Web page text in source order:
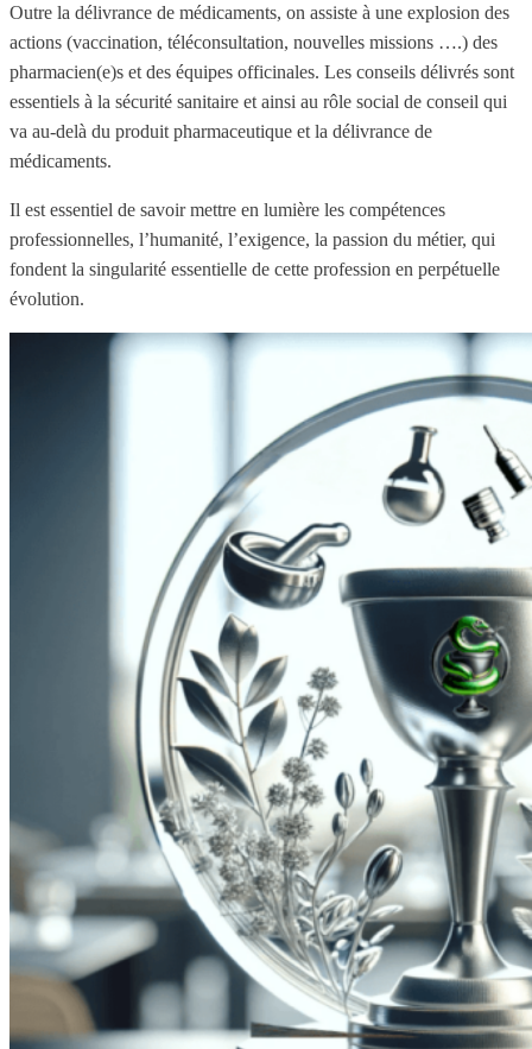
Outre la délivrance de médicaments, on assiste à une explosion des
actions (vaccination, téléconsultation, nouvelles missions ….) des
pharmacien(e)s et des équipes officinales. Les conseils délivrés sont
essentiels à la sécurité sanitaire et ainsi au rôle social de conseil qui
va au-delà du produit pharmaceutique et la délivrance de
médicaments.
Il est essentiel de savoir mettre en lumière les compétences
professionnelles, l’humanité, l’exigence, la passion du métier, qui
fondent la singularité essentielle de cette profession en perpétuelle
évolution.